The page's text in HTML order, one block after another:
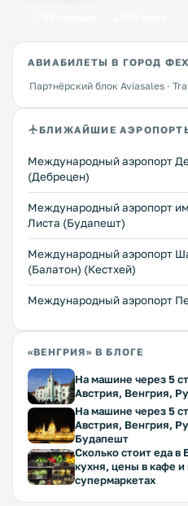
АВИАБИЛЕТЫ В ГОРОД
Партнёрский блок Aviasales ·
БЛИЖАЙШИЕ
Международный аэропорт
(Дебрецен)
Международный аэропорт
Листа (Будапешт)
Международный аэропорт
(Балатон) (Кестхей)
Международный аэропорт
«ВЕНГРИЯ» В БЛОГЕ
На машине через 5
Австрия, Венгрия,
На машине через 5
Австрия, Венгрия,
Будапешт
Сколько стоит еда в
кухня, цены в кафе
супермаркетах